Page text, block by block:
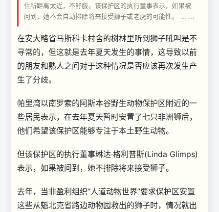
住所距离太近，不舒服。该保护区的执行董事表示，如果被
问到，她不会自动排除将来接受狮子或老虎的可能性。 ... ...
在安大略省马斯科卡村舍的树林里听到狮子吼叫是不
寻常的，但这就是去年夏天发生的事情，这导致以前
的朋友和熟人之间对于这种情况是否应该再次发生产
生了分歧。
帕里湾以南罗索的阿斯本谷野生动物保护区附近的一
些居民表示，在去年夏天暂时安置了七只非洲狮后，
他们希望该保护区能够专注于本土野生动物。
但该保护区的执行董事琳达·格利普斯(Linda Glimps)
表示，如果被问到，她不排除将来接受狮子。
去年，当非盈利组织“人道动物世界”要求保护区安置
这些从魁北克省路边动物园救出的狮子时，情况就出